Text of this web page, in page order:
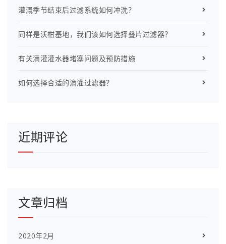
灌溉季节结束后过滤系统如何冲洗？
同样是沃柑基地，我们该如何选择叠片过滤器？
有关滴灌灌水器堵塞问题及预防措施
如何选择合适的滴灌过滤器？
近期评论
文章归档
2020年2月